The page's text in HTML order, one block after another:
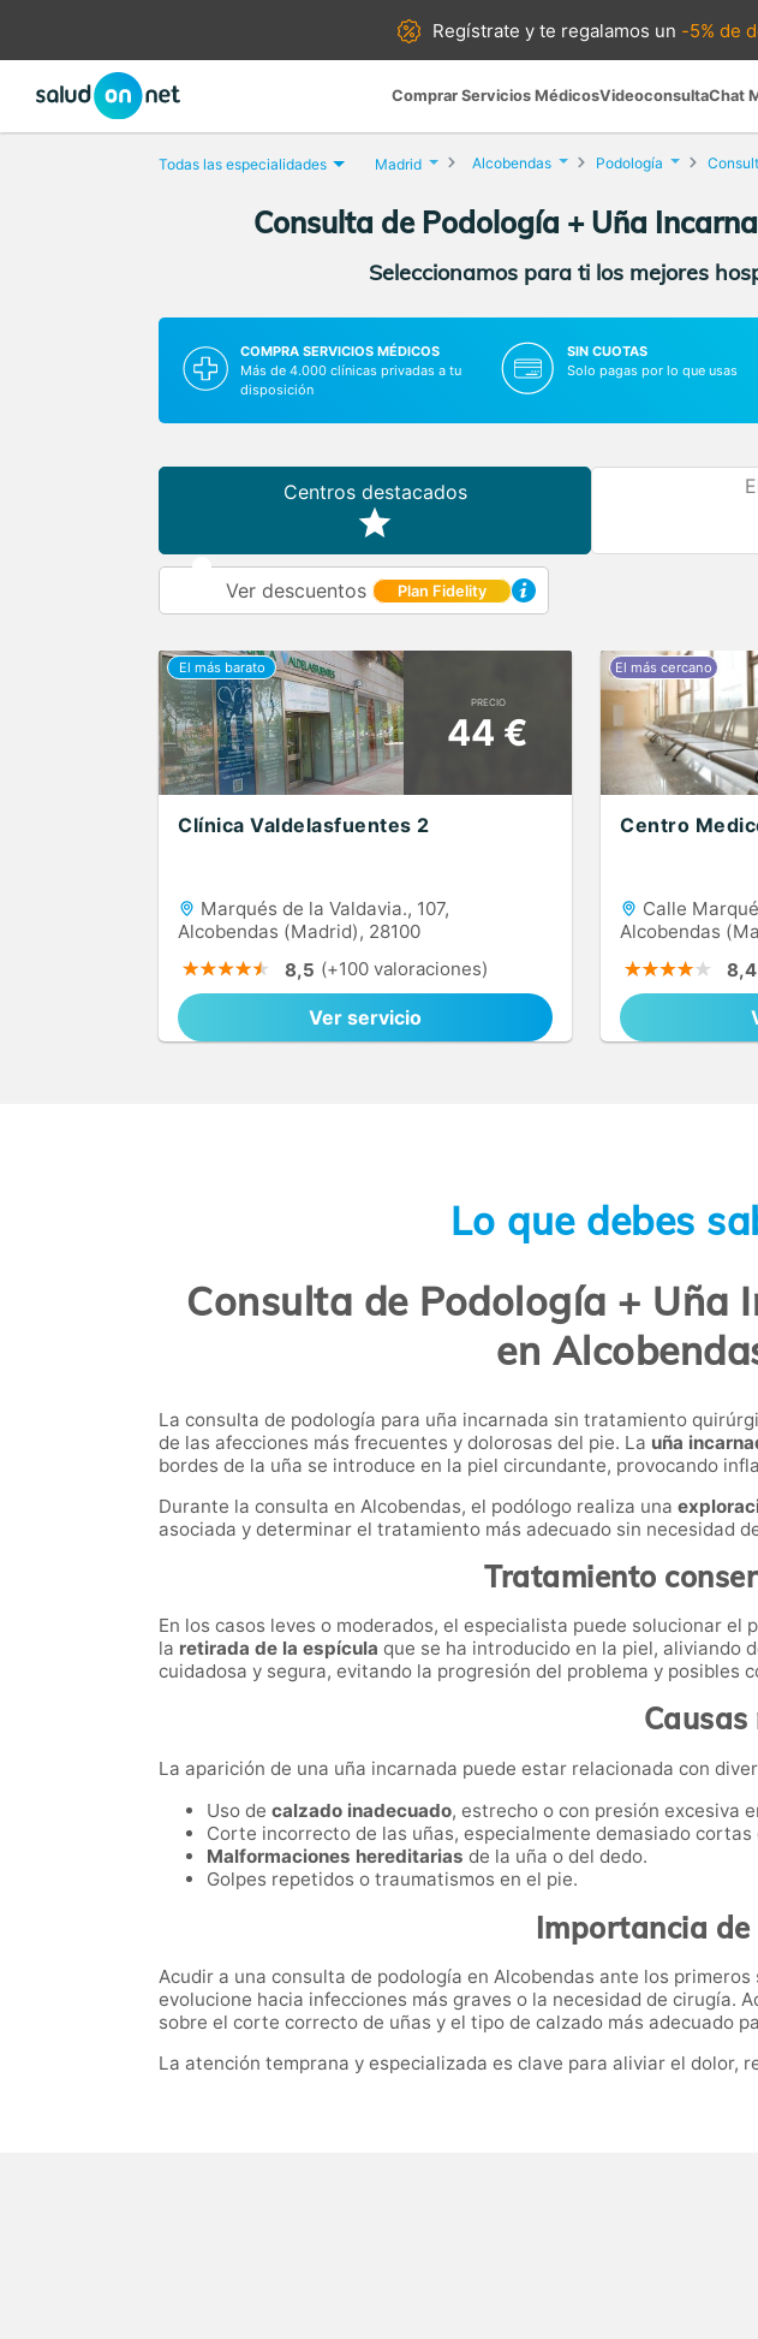
Regístrate yte regalamos un -5% de
Comprar Servicios MédicosVideoconsultaChat
Todas las especialidades Madrid Alcobendas Podología
Consulta de Podología + Uña
Seleccionamos para ti los mejores
COMPRA SERVICIOS MÉDICOS
Más de 4.000 clínicas privadas a tu
disposición
SIN CUOTAS
Solo pagas por lo que usas
Centros destacados
Ver descuentos Plan Fidelity
PRECIO
44 €
Clínica Valdelasfuentes 2
Marqués de la Valdavia., 107,
Alcobendas (Madrid), 28100
8,5 (+100 valoraciones)
Ver servicio
Centro
Calle
Alcobendas
8,4
Lo que debes
Consulta de Podología + Uña
en
La consulta de podología para uña incarnada sin tratamiento
de las afecciones más frecuentes y dolorosas del pie. La uña
bordes de la uña se introduce en la piel circundante, provocando
Durante la consulta en Alcobendas, el podólogo realiza una
asociada y determinar el tratamiento más adecuado sin necesidad
Tratamiento
En los casos leves o moderados, el especialista puede solucionar
la retirada de la espícula que se ha introducido en la piel, aliviando
cuidadosa y segura, evitando la progresión del problema y posibles
La aparición de una uña incarnada puede estar relacionada con
Uso de calzado inadecuado, estrecho o con presión excesiva
Corte incorrecto de las uñas, especialmente demasiado cortas
Malformaciones hereditarias de la uña o del dedo.
Golpes repetidos o traumatismos en el pie.
Importancia
Acudir a una consulta de podología en Alcobendas ante los
evolucione hacia infecciones más graves o la necesidad de cirugía.
sobre el corte correcto de uñas y el tipo de calzado más adecuado
La atención temprana y especializada es clave para aliviar el dolor,